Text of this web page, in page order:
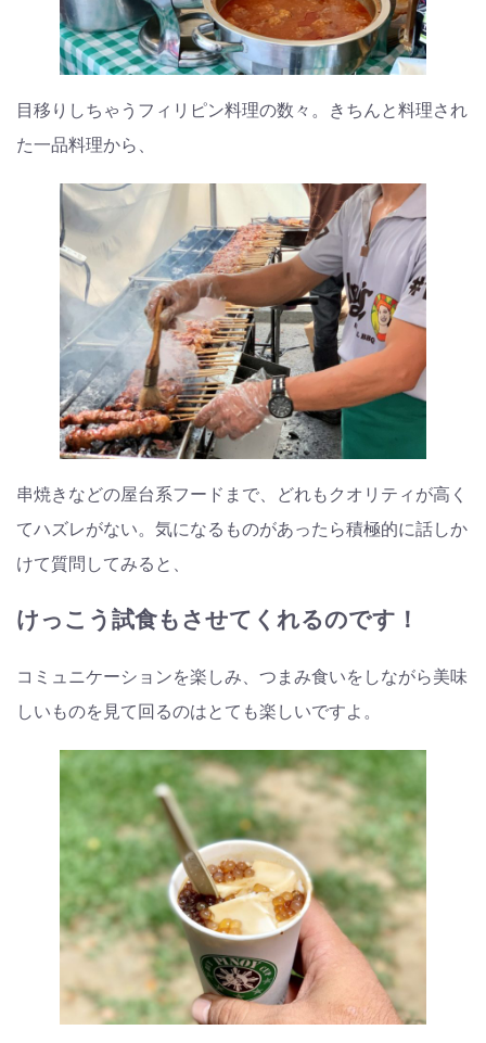
目移りしちゃうフィリピン料理の数々。きちんと料理され
た一品料理から、
串焼きなどの屋台系フードまで、どれもクオリティが高く
てハズレがない。気になるものがあったら積極的に話しか
けて質問してみると、
けっこう試食もさせてくれるのです！
コミュニケーションを楽しみ、つまみ食いをしながら美味
しいものを見て回るのはとても楽しいですよ。